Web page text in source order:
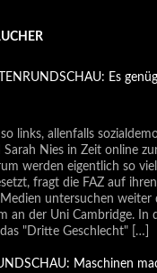
Es
links, allenfalls
Sarah Nies in Zeit online
werden eigentlich so
fragt die FAZ auf ihren
untersuchen weiter
an der Uni Cambridge. In
"Dritte Geschlecht" […]
Maschinen